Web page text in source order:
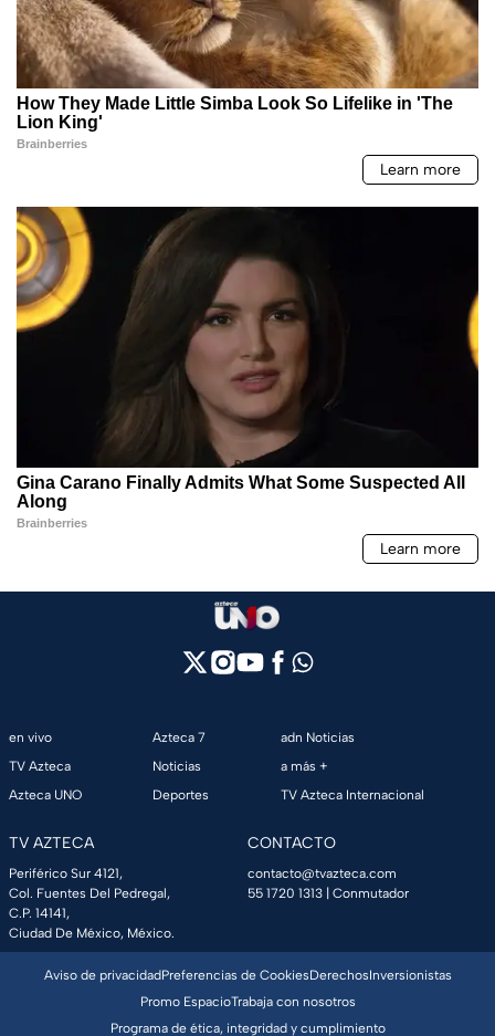
en vivo
TV Azteca
Azteca UNO
Azteca 7
Noticias
Deportes
adn Noticias
a más +
TV Azteca Internacional
TV AZTECA
Periférico Sur 4121,
Col. Fuentes Del Pedregal,
C.P. 14141,
Ciudad De México, México.
CONTACTO
contacto@tvazteca.com
55 1720 1313 | Conmutador
Aviso de privacidadPreferencias de CookiesDerechosInversionistas
Promo EspacioTrabaja con nosotros
Programa de ética, integridad y cumplimiento